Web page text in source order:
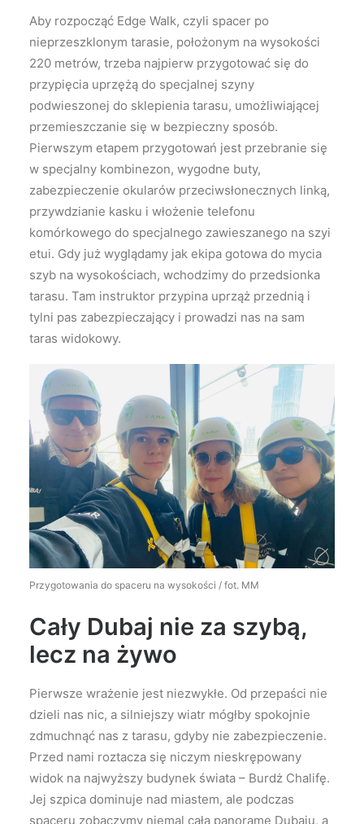
Aby rozpocząć Edge Walk, czyli spacer po
nieprzeszklonym tarasie, położonym na wysokości
220 metrów, trzeba najpierw przygotować się do
przypięcia uprzężą do specjalnej szyny
podwieszonej do sklepienia tarasu, umożliwiającej
przemieszczanie się w bezpieczny sposób.
Pierwszym etapem przygotowań jest przebranie się
w specjalny kombinezon, wygodne buty,
zabezpieczenie okularów przeciwsłonecznych linką,
przywdzianie kasku i włożenie telefonu
komórkowego do specjalnego zawieszanego na szyi
etui. Gdy już wyglądamy jak ekipa gotowa do mycia
szyb na wysokościach, wchodzimy do przedsionka
tarasu. Tam instruktor przypina uprząż przednią i
tylni pas zabezpieczający i prowadzi nas na sam
taras widokowy.
Przygotowania do spaceru na wysokości / fot. MM
Cały Dubaj nie za szybą,
lecz na żywo
Pierwsze wrażenie jest niezwykłe. Od przepaści nie
dzieli nas nic, a silniejszy wiatr mógłby spokojnie
zdmuchnąć nas z tarasu, gdyby nie zabezpieczenie.
Przed nami roztacza się niczym nieskrępowany
widok na najwyższy budynek świata – Burdż Chalifę.
Jej szpica dominuje nad miastem, ale podczas
spaceru zobaczymy niemal całą panoramę Dubaju, a